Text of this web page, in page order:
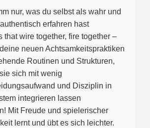
nur, was du selbst als wahr und
erfahren hast
that wire together, fire together –
neuen Achtsamkeitspraktiken
Routinen und Strukturen,
sich mit wenig
und Disziplin in
integrieren lassen
Mit Freude und spielerischer
lernt und übt es sich leichter.